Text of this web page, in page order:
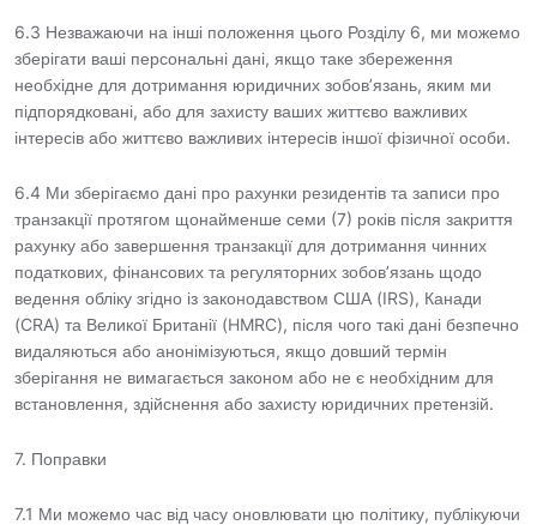
6.3 Незважаючи на інші положення цього Розділу 6, ми можемо
зберігати ваші персональні дані, якщо таке збереження
необхідне для дотримання юридичних зобов’язань, яким ми
підпорядковані, або для захисту ваших життєво важливих
інтересів або життєво важливих інтересів іншої фізичної особи.
6.4 Ми зберігаємо дані про рахунки резидентів та записи про
транзакції протягом щонайменше семи (7) років після закриття
рахунку або завершення транзакції для дотримання чинних
податкових, фінансових та регуляторних зобов’язань щодо
ведення обліку згідно із законодавством США (IRS), Канади
(CRA) та Великої Британії (HMRC), після чого такі дані безпечно
видаляються або анонімізуються, якщо довший термін
зберігання не вимагається законом або не є необхідним для
встановлення, здійснення або захисту юридичних претензій.
7. Поправки
7.1 Ми можемо час від часу оновлювати цю політику, публікуючи